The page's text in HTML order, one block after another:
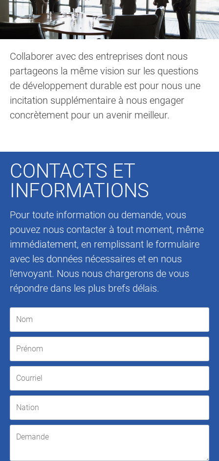
Collaborer avec des entreprises dont nous
partageons la même vision sur les questions
de développement durable est pour nous une
incitation supplémentaire à nous engager
concrètement pour un avenir meilleur.
CONTACTS ET
INFORMATIONS
Pour toute information ou demande, vous
pouvez nous contacter à tout moment, même
immédiatement, en remplissant le formulaire
avec les données nécessaires et en nous
l'envoyant. Nous nous chargerons de vous
répondre dans les plus brefs délais.